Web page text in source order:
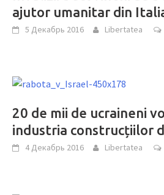
ajutor umanitar din
5 Декабрь 2016 Libertatea
20 de mii de ucraineni
industria construcțiilor
4 Декабрь 2016 Libertatea